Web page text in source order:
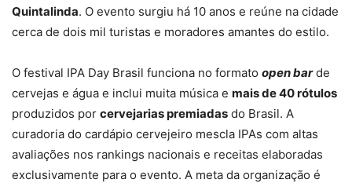
Quintalinda. O evento surgiu há 10 anos e reúne na cidade
cerca de dois mil turistas e moradores amantes do estilo.
O festival IPA Day Brasil funciona no formato open barde
cervejas e água e inclui muita música e mais de 40 rótulos
produzidos por cervejarias premiadas do Brasil. A
curadoria do cardápio cervejeiro mescla IPAs com altas
avaliações nos rankings nacionais e receitas elaboradas
exclusivamente para o evento. A meta da organização é